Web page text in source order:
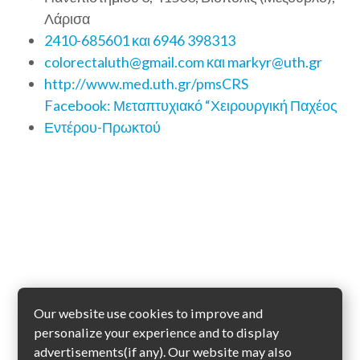
Λάρισα
2410-685601 και 6946 398313
colorectaluth@gmail.com και markyr@uth.gr
http://www.med.uth.gr/pmsCRS
Facebook: Μεταπτυχιακό “Χειρουργική Παχέος
Εντέρου-Πρωκτού
Our website use cookies to improve and
personalize your experience and to display
advertisements(if any). Our website may also